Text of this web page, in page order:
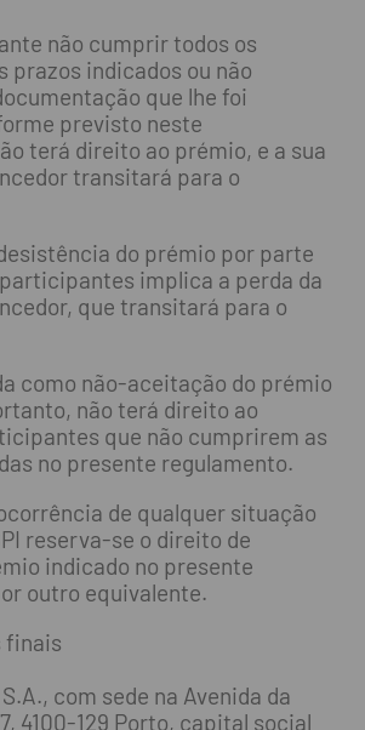
não cumprir todos os
prazos indicados ou não
que lhe foi
previsto neste
terá direito ao prémio, e a sua
transitará para o
do prémio por parte
implica a perda da
que transitará para o
como não-aceitação do prémio
não terá direito ao
que não cumprirem as
no presente regulamento.
de qualquer situação
reserva-se o direito de
indicado no presente
outro equivalente.
finais
com sede na Avenida da
4100-129 Porto, capital social